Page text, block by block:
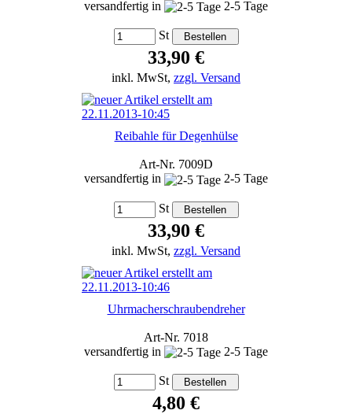
versandfertig in 2-5 Tage
St
33,90 €
inkl. MwSt, zzgl. Versand
Reibahle für Degenhülse
Art-Nr. 7009D
versandfertig in
2-5 Tage
St
33,90 €
inkl. MwSt, zzgl. Versand
Uhrmacherschraubendreher
Art-Nr. 7018
versandfertig in
2-5 Tage
St
4,80 €